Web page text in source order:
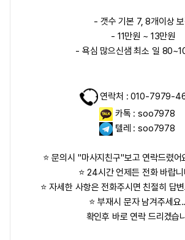
- 갯수 기본 7, 8개이상
- 11만원 ~ 13만원
- 욕심 많으신샘 최소 일
연락처 : 010-7979-
카톡 : soo7978
텔레 : soo7978
⭐ 문의시 "마사지친구"보고 연락드렸어
⭐ 24시간 언제든 전화 바랍
⭐ 자세한 사항은 전화주시면 친절히 답
⭐ 부재시 문자 남겨주세요..
확인후 바로 연락 드리겠습